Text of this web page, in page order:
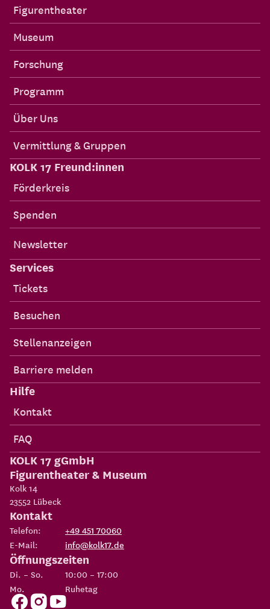
Figurentheater
Museum
Forschung
Programm
Über Uns
Vermittlung & Gruppen
KOLK 17 Freund:innen
Förderkreis
Spenden
Newsletter
Services
Tickets
Besuchen
Stellenanzeigen
Barriere melden
Hilfe
Kontakt
FAQ
KOLK 17 gGmbH
Figurentheater & Museum
Kolk 14
23552 Lübeck
Kontakt
Telefon:
+49 451 70060
E-Mail:
info@kolk17.de
Öffnungszeiten
Di. – So.
10:00 – 17:00
Mo.
Ruhetag